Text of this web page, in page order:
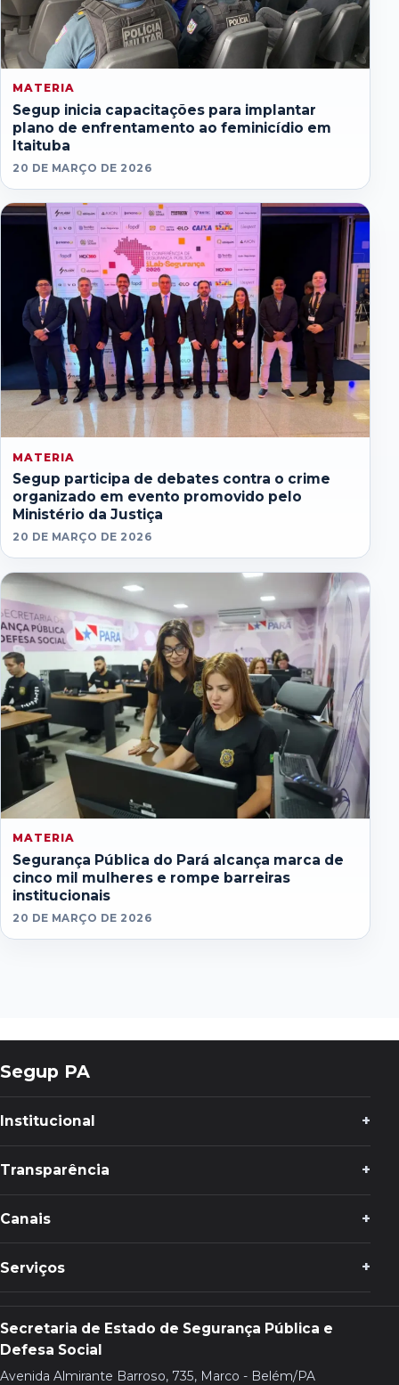
MATERIA
Segup inicia capacitações para implantar
plano de enfrentamento ao feminicídio em
Itaituba
20 DE MARÇO DE 2026
MATERIA
Segup participa de debates contra o crime
organizado em evento promovido pelo
Ministério da Justiça
20 DE MARÇO DE 2026
MATERIA
Segurança Pública do Pará alcança marca de
cinco mil mulheres e rompe barreiras
institucionais
20 DE MARÇO DE 2026
Segup PA
Institucional
Transparência
Canais
Serviços
Secretaria de Estado de Segurança Pública e
Defesa Social
Avenida Almirante Barroso, 735, Marco - Belém/PA